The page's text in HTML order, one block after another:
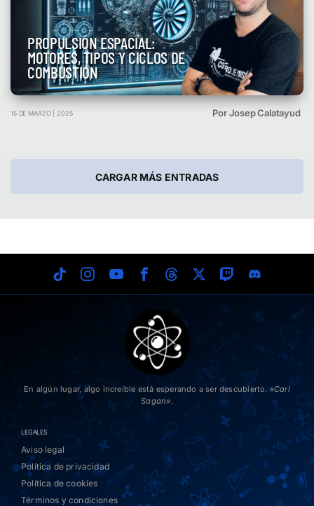
PROPULSIÓN ESPACIAL:
MOTORES, TIPOS Y CICLOS DE
COMBUSTIÓN
15 DE MARZO | 2025 Por Josep Calatayud
CARGAR MÁS ENTRADAS
En algún lugar, algo increíble está esperando a ser descubierto. «Carl
Sagan».
LEGALES
Aviso legal
Política de privacidad
Política de cookies
Términos y condiciones